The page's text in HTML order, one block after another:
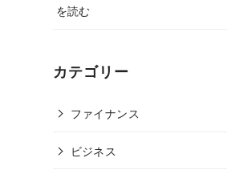
を読む
カテゴリー
ファイナンス
ビジネス